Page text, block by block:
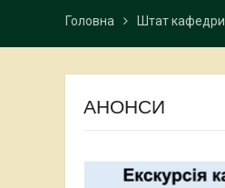
Головна Штат кафедри
АНОНСИ